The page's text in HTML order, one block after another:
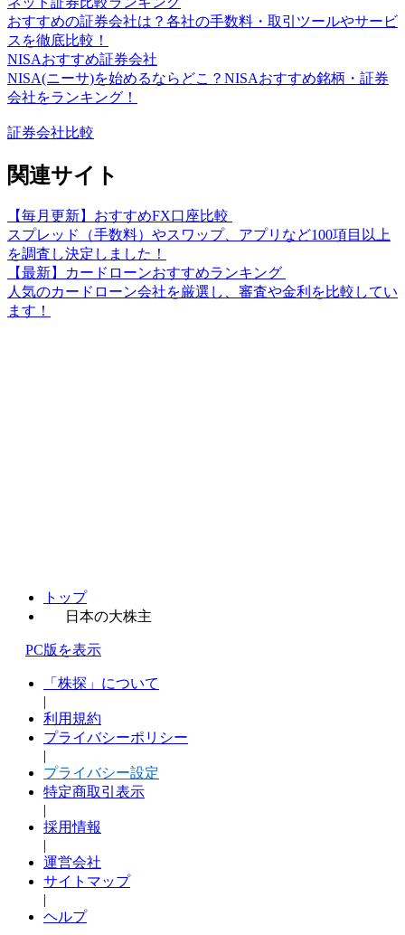
おすすめの証券会社は？各社の手数料・取引ツールやサービ
スを徹底比較！
NISAおすすめ証券会社
NISA(ニーサ)を始めるならどこ？NISAおすすめ銘柄・証券
会社をランキング！
証券会社比較
関連サイト
【毎月更新】おすすめFX口座比較
スプレッド（手数料）やスワップ、アプリなど100項目以上
を調査し決定しました！
【最新】カードローンおすすめランキング
人気のカードローン会社を厳選し、審査や金利を比較してい
ます！
トップ
日本の大株主
PC版を表示
「株探」について
|
利用規約
プライバシーポリシー
|
プライバシー設定
特定商取引表示
|
採用情報
|
運営会社
サイトマップ
|
ヘルプ